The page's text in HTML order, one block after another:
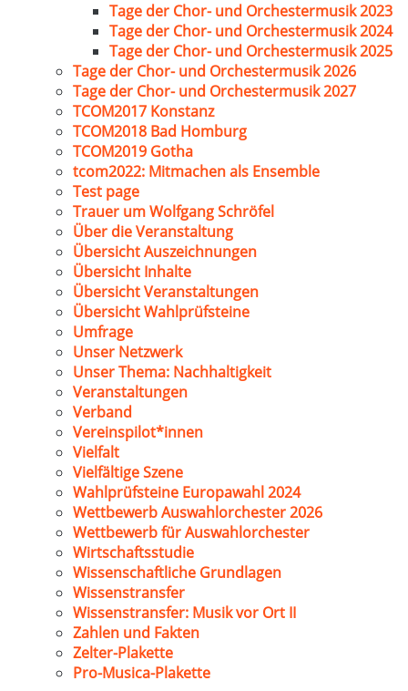
Tage der Chor- und Orchestermusik 2023
Tage der Chor- und Orchestermusik 2024
Tage der Chor- und Orchestermusik 2025
Tage der Chor- und Orchestermusik 2026
Tage der Chor- und Orchestermusik 2027
TCOM2017 Konstanz
TCOM2018 Bad Homburg
TCOM2019 Gotha
tcom2022: Mitmachen als Ensemble
Test page
Trauer um Wolfgang Schröfel
Über die Veranstaltung
Übersicht Auszeichnungen
Übersicht Inhalte
Übersicht Veranstaltungen
Übersicht Wahlprüfsteine
Umfrage
Unser Netzwerk
Unser Thema: Nachhaltigkeit
Veranstaltungen
Verband
Vereinspilot*innen
Vielfalt
Vielfältige Szene
Wahlprüfsteine Europawahl 2024
Wettbewerb Auswahlorchester 2026
Wettbewerb für Auswahlorchester
Wirtschaftsstudie
Wissenschaftliche Grundlagen
Wissenstransfer
Wissenstransfer: Musik vor Ort II
Zahlen und Fakten
Zelter-Plakette
Pro-Musica-Plakette